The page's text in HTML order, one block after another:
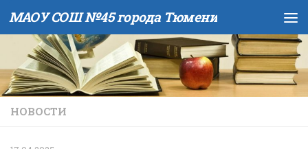
Skip to content
МАОУ СОШ №45 города Тюмени
НОВОСТИ